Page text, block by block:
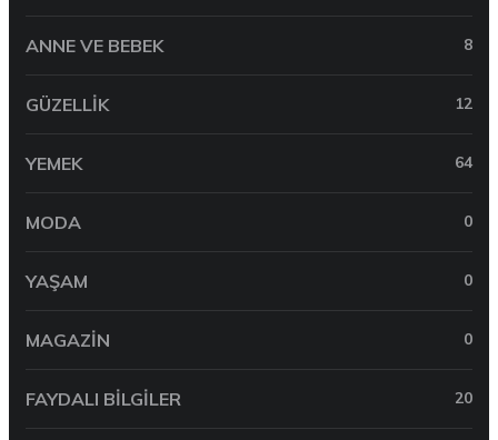
ANNE VE BEBEK 8
GÜZELLIK 12
YEMEK 64
MODA 0
YAŞAM 0
MAGAZIN 0
FAYDALI BILGILER 20